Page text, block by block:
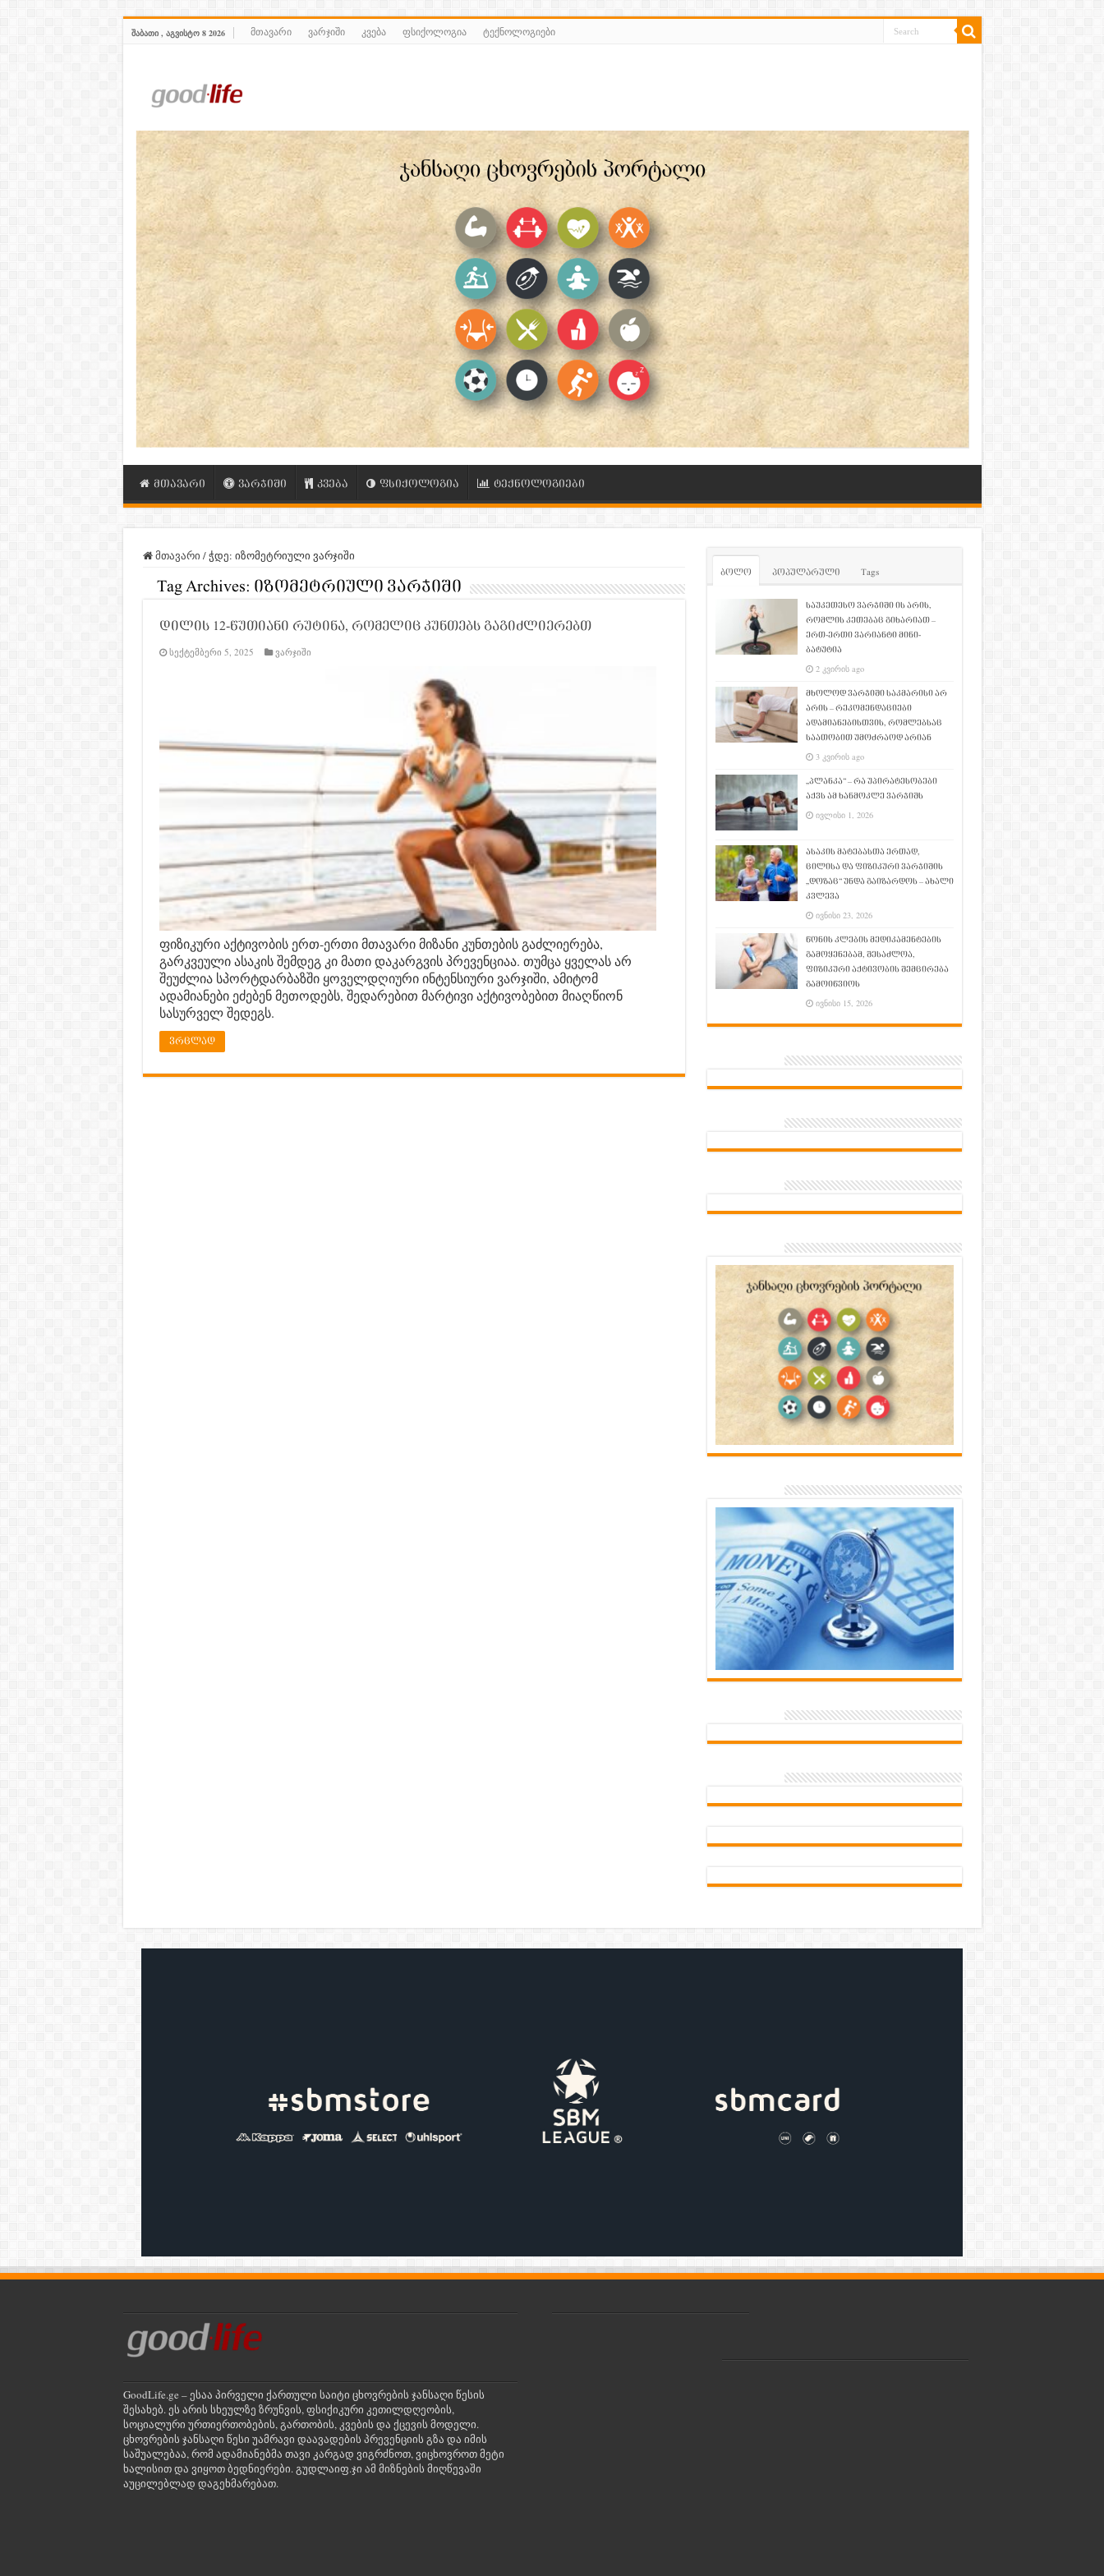
ᲨᲐᲑᲐᲗᲘ , ᲐᲒᲕᲘᲡᲢᲝ 8 2026 მთავარი ვარჯიში კვება ფსიქოლოგია ტექნოლოგიები
მთავარი ვარჯიში კვება ფსიქოლოგია ტექნოლოგიები
მთავარი /ჭდე: იზომეტრიული ვარჯიში
Tag Archives: იზომეტრიული ვარჯიში
დილის 12-წუთიანი რუტინა, რომელიც კუნთებს გაგიძლიერებთ
სექტემბერი 5, 2025 ვარჯიში
ფიზიკური აქტივობის ერთ-ერთი მთავარი მიზანი კუნთების გაძლიერება,
გარკვეული ასაკის შემდეგ კი მათი დაკარგვის პრევენციაა. თუმცა ყველას არ
შეუძლია სპორტდარბაზში ყოველდღიური ინტენსიური ვარჯიში, ამიტომ
ადამიანები ეძებენ მეთოდებს, შედარებით მარტივი აქტივობებით მიაღწიონ
სასურველ შედეგს.
ვრცლად
ბოლო პოპულარული Tags
საუკეთესო ვარჯიში ის არის,
რომლის კეთებაც გიხარიათ –
ერთ-ერთი ვარიანტი მინი-
ბატუტია
2 კვირის ago
მხოლოდ ვარჯიში საკმარისი არ
არის – რეკომენდაციები
ადამიანებისთვის, რომლებსაც
საათობით უმოძრაოდ არიან
3 კვირის ago
„პლანკა“ – რა უპირატესობები
აქვს ამ ხანმოკლე ვარჯიშს
ივლისი 1, 2026
ასაკის მატებასთა ერთად,
ცილისა და ფიზიკური ვარჯიშის
„დოზაც“ უნდა გაიზარდოს – ახალი
კვლევა
ივნისი 23, 2026
წონის კლების მედიკამენტების
გამოყენებამ, შესაძლოა,
ფიზიკური აქტივობის შემცირება
გამოიწვიოს
ივნისი 15, 2026
GoodLife.ge – ესაა პირველი ქართული საიტი ცხოვრების ჯანსაღი წესის
შესახებ. ეს არის სხეულზე ზრუნვის, ფსიქიკური კეთილდღეობის,
სოციალური ურთიერთობების, გართობის, კვების და ქცევის მოდელი.
ცხოვრების ჯანსაღი წესი უამრავი დაავადების პრევენციის გზა და იმის
საშუალებაა, რომ ადამიანებმა თავი კარგად ვიგრძნოთ, ვიცხოვროთ მეტი
ხალისით და ვიყოთ ბედნიერები. გუდლაიფ.ჯი ამ მიზნების მიღწევაში
აუცილებლად დაგეხმარებათ.